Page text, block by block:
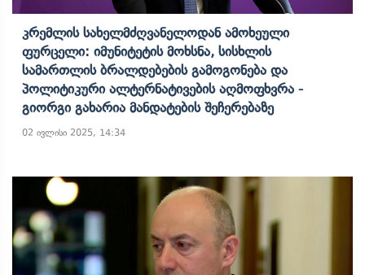
Კრემლის Სახელმძღვანელოდან Ამოხეული
Ფურცელი: Იმუნიტეტის Მოხსნა, Სისხლის
Სამართლის Ბრალდებების Გამოგონება Და
Პოლიტიკური Ალტერნატივების Აღმოფხვრა -
Გიორგი Გახარია Მანდატების Შეჩერებაზე
02 ივლისი 2025, 14:34